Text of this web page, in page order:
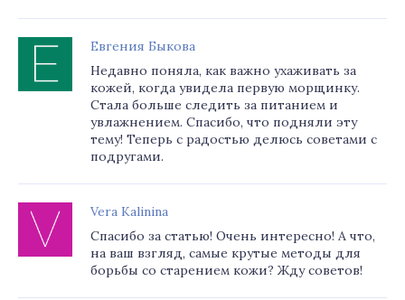
Евгения Быкова
Недавно поняла, как важно ухаживать за
кожей, когда увидела первую морщинку.
Стала больше следить за питанием и
увлажнением. Спасибо, что подняли эту
тему! Теперь с радостью делюсь советами с
подругами.
Vera Kalinina
Спасибо за статью! Очень интересно! А что,
на ваш взгляд, самые крутые методы для
борьбы со старением кожи? Жду советов!